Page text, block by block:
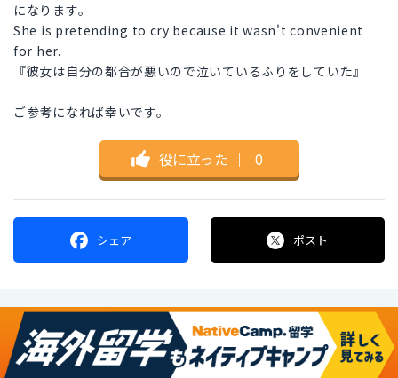
になります。
She is pretending to cry because it wasn't convenient
for her.
『彼女は自分の都合が悪いので泣いているふりをしていた』
ご参考になれば幸いです。
役に立った ｜ 0
シェア ポスト